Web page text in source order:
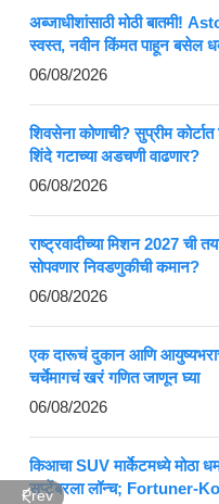
Prev
अब्जाधीशांसाठी मोठी बातमी!
स्वस्त, नवीन किंमत पाहून बसेल
06/08/2026
शिवसेना कोणाची? सुप्रीम कोर्टात
शिंदे गटाच्या अडचणी वाढणार?
06/08/2026
राष्ट्रवादीच्या मिशन 2027 ची
सोपवणार निवडणुकीची कमान?
06/08/2026
एक दारूचं दुकान आणि
चर्चेमागचं खरं गणित जाणून घ्या
06/08/2026
किआचा SUV मार्केटमध्ये मोठा
सप्टेंबरला लॉन्च; Fortuner-